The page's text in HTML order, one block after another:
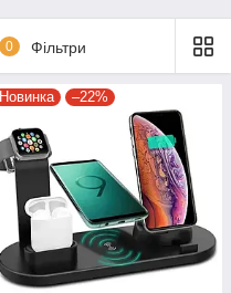
0 Фільтри
Новинка –22%